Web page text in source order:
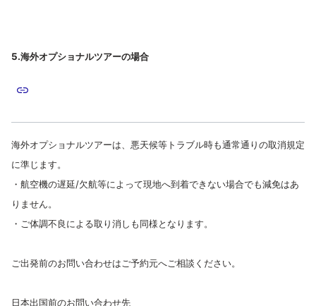
5.海外オプショナルツアーの場合
海外オプショナルツアーは、悪天候等トラブル時も通常通りの取消規定
に準じます。
・航空機の遅延/欠航等によって現地へ到着できない場合でも減免はあ
りません。
・ご体調不良による取り消しも同様となります。
ご出発前のお問い合わせはご予約元へご相談ください。
日本出国前のお問い合わせ先